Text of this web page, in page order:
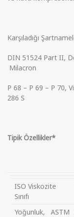
Karşıladığı
DIN 51524 Part II,
Milacron
P 68 – P 69 – P 70,
286 S
TipikÖzellikler*
ISO Viskozite
Sınıfı
Yoğunluk, ASTM